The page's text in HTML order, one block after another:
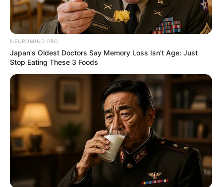
NEUROMIND PRO
Japan's Oldest Doctors Say Memory Loss Isn't Age: Just
Stop Eating These 3 Foods